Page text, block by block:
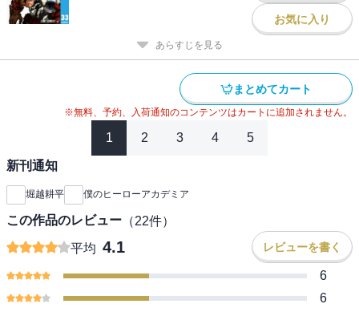
お気に入り
あらすじを見る
まとめてカート
※無料、予約、入荷通知のコンテンツはカートに追加されません。
1 2 3 4 5
新刊通知
堀越耕平 僕のヒーローアカデミア
この作品のレビュー （22件）
平均 4.1 レビューを書く
6
6